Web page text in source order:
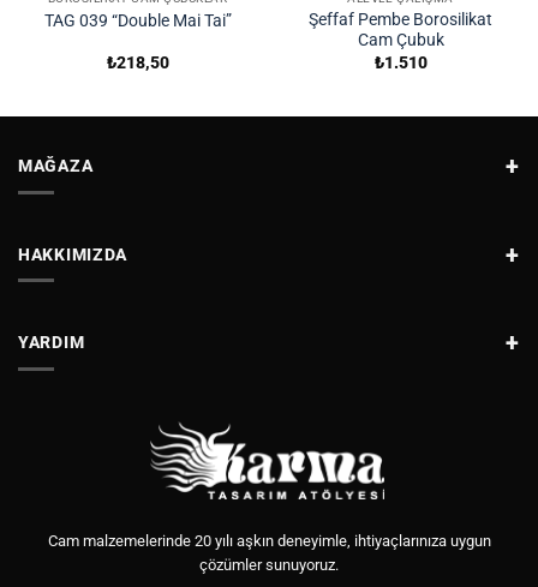
TAG 039 “Double Mai Tai”
₺218,50
Şeffaf Pembe Borosilikat
Cam Çubuk
₺1.510
MAĞAZA
HAKKIMIZDA
YARDIM
Cam malzemelerinde 20 yılı aşkın deneyimle, ihtiyaçlarınıza uygun
çözümler sunuyoruz.